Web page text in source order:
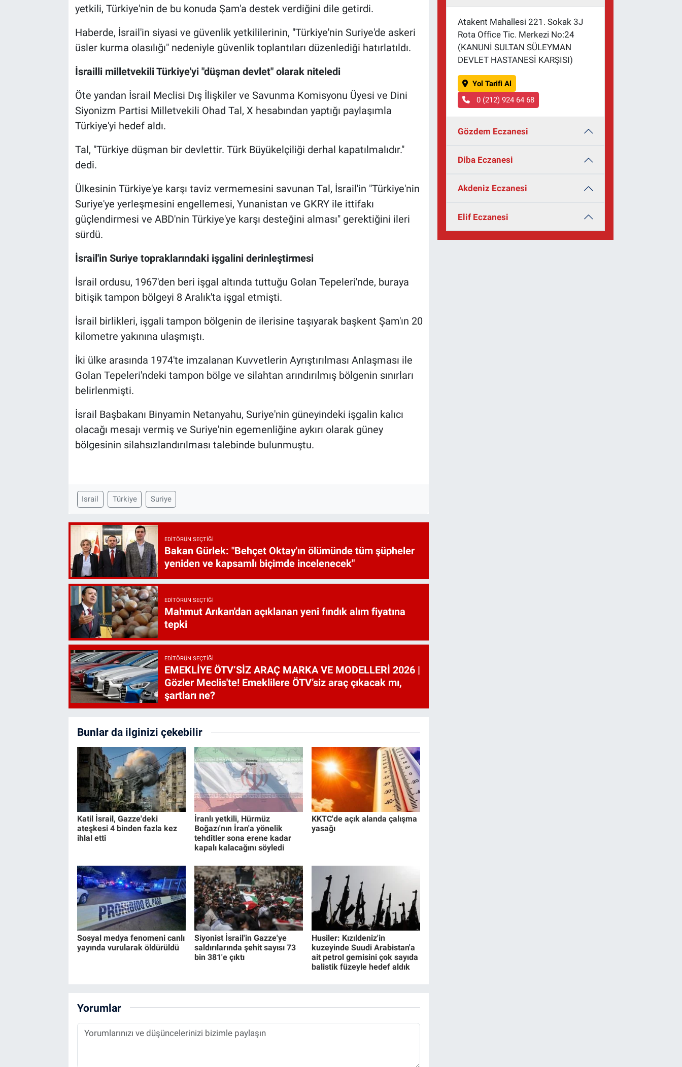
yetkili, Türkiye'nin de bu konuda Şam'a destek verdiğini dile getirdi.
Haberde, İsrail'in siyasi ve güvenlik yetkililerinin, "Türkiye'nin Suriye'de askeri
üsler kurma olasılığı" nedeniyle güvenlik toplantıları düzenlediği hatırlatıldı.
İsrailli milletvekili Türkiye'yi "düşman devlet" olarak niteledi
Öte yandan İsrail Meclisi Dış İlişkiler ve Savunma Komisyonu Üyesi ve Dini
Siyonizm Partisi Milletvekili Ohad Tal, X hesabından yaptığı paylaşımla
Türkiye'yi hedef aldı.
Tal, "Türkiye düşman bir devlettir. Türk Büyükelçiliği derhal kapatılmalıdır."
dedi.
Ülkesinin Türkiye'ye karşı taviz vermemesini savunan Tal, İsrail'in "Türkiye'nin
Suriye'ye yerleşmesini engellemesi, Yunanistan ve GKRY ile ittifakı
güçlendirmesi ve ABD'nin Türkiye'ye karşı desteğini alması" gerektiğini ileri
sürdü.
İsrail'in Suriye topraklarındaki işgalini derinleştirmesi
İsrail ordusu, 1967'den beri işgal altında tuttuğu Golan Tepeleri'nde, buraya
bitişik tampon bölgeyi 8 Aralık'ta işgal etmişti.
İsrail birlikleri, işgali tampon bölgenin de ilerisine taşıyarak başkent Şam'ın 20
kilometre yakınına ulaşmıştı.
İki ülke arasında 1974'te imzalanan Kuvvetlerin Ayrıştırılması Anlaşması ile
Golan Tepeleri'ndeki tampon bölge ve silahtan arındırılmış bölgenin sınırları
belirlenmişti.
İsrail Başbakanı Binyamin Netanyahu, Suriye'nin güneyindeki işgalin kalıcı
olacağı mesajı vermiş ve Suriye'nin egemenliğine aykırı olarak güney
bölgesinin silahsızlandırılması talebinde bulunmuştu.
Israil Türkiye Suriye
EDITÖRÜN SEÇTIĞI
Bakan Gürlek: "Behçet Oktay'ın ölümünde tüm şüpheler
yeniden ve kapsamlı biçimde incelenecek"
EDITÖRÜN SEÇTIĞI
Mahmut Arıkan'dan açıklanan yeni fındık alım fiyatına
tepki
EDITÖRÜN SEÇTIĞI
EMEKLİYE ÖTV’SİZ ARAÇ MARKA VE MODELLERİ 2026 |
Gözler Meclis'te! Emeklilere ÖTV’siz araç çıkacak mı,
şartları ne?
Bunlar da ilginizi çekebilir
Katil İsrail, Gazze'deki
ateşkesi 4 binden fazla kez
ihlal etti
İranlı yetkili, Hürmüz
Boğazı'nın İran'a yönelik
tehditler sona erene kadar
kapalı kalacağını söyledi
KKTC'de açık alanda çalışma
yasağı
Sosyal medya fenomeni canlı
yayında vurularak öldürüldü
Siyonist İsrail'in Gazze'ye
saldırılarında şehit sayısı 73
bin 381'e çıktı
Husiler: Kızıldeniz'in
kuzeyinde Suudi Arabistan'a
ait petrol gemisini çok sayıda
balistik füzeyle hedef aldık
Yorumlar
Atakent Mahallesi 221. Sokak 3J
Rota Office Tic. Merkezi No:24
(KANUNİ SULTAN SÜLEYMAN
DEVLET HASTANESİ KARŞISI)
Yol Tarifi Al
0 (212) 924 64 68
Gözdem Eczanesi
Diba Eczanesi
Akdeniz Eczanesi
Elif Eczanesi